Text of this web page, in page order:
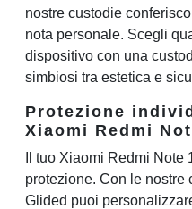
nostre custodie
nota personale. Scegli
dispositivo con una
simbiosi tra estetica e
Protezione
Xiaomi Redmi
Il tuo Xiaomi Redmi
protezione. Con le nostre
Glided puoi